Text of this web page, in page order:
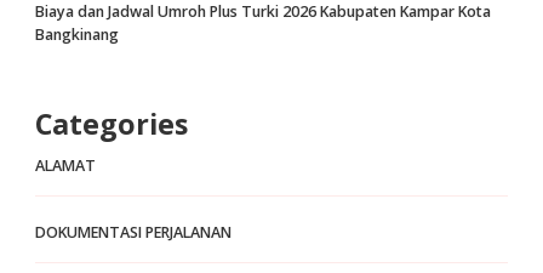
Biaya dan Jadwal Umroh Plus Turki 2026 Kabupaten Kampar Kota
Bangkinang
Categories
ALAMAT
DOKUMENTASI PERJALANAN